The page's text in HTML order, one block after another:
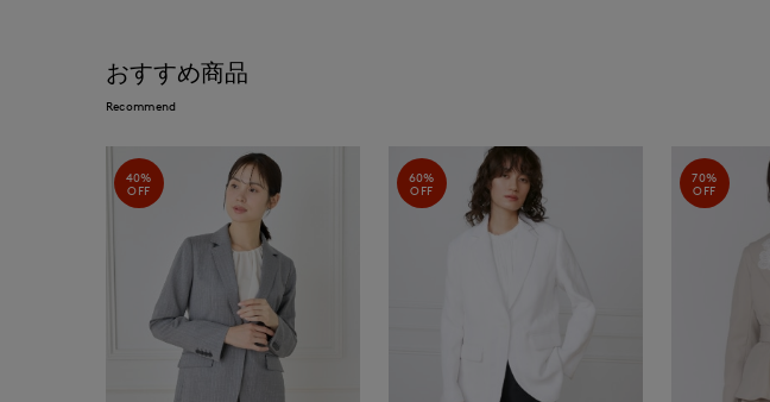
おすすめ商品
Recommend
40%
OFF
60%
OFF
70%
OFF